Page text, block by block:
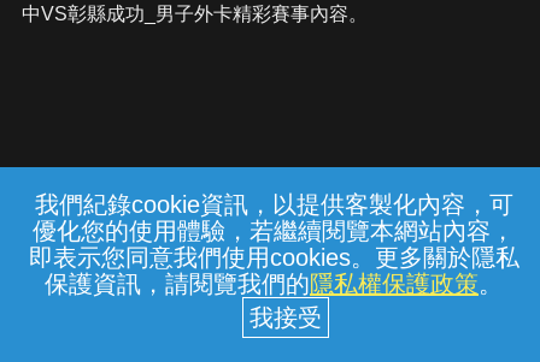
20260807_白海豚颱風中央應變中心已開設
白海豚颱風中央應變中心已開設，請提早做
好防颱準備。 .中央災害應變中心02-
89114119
我們紀錄cookie資訊，以提供客製化內容，可
優化您的使用體驗，若繼續閱覽本網站內容，
即表示您同意我們使用cookies。更多關於隱私
保護資訊，請閱覽我們的隱私權保護政策。
中VS彰縣成功_男子外卡精彩賽事內容。
常見問題 線上客服 服務條款 隱私權保護
中華電信股份有限公司個人家庭分公司
(統一編號：96979949) © 2026
{{notifyMsg}}